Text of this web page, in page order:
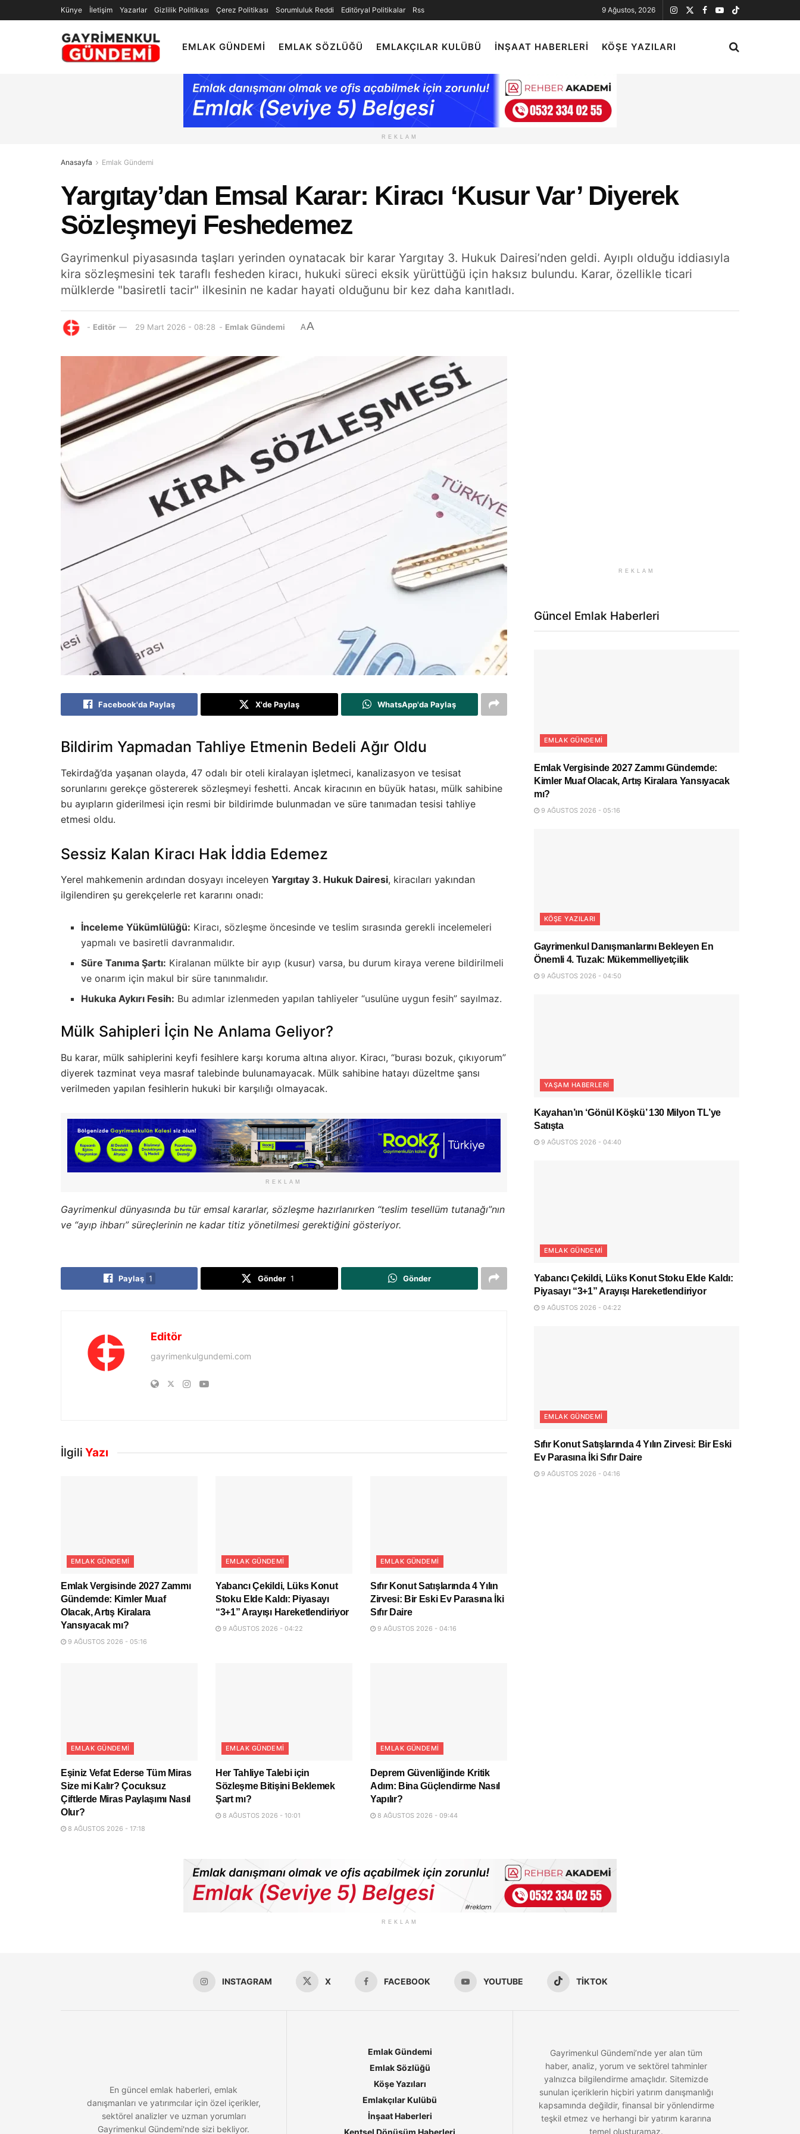
Künye İletişim Yazarlar Gizlilik Politikası Çerez Politikası Sorumluluk Reddi Editöryal Politikalar Rss 9 Ağustos, 2026
EMLAK GÜNDEMI EMLAK SÖZLÜĞÜ EMLAKÇILAR KULÜBÜ İNŞAAT HABERLERI KÖŞE YAZILARI
REKLAM
Anasayfa Emlak Gündemi
Yargıtay’dan Emsal Karar: Kiracı ‘Kusur Var’ Diyerek
Sözleşmeyi Feshedemez
Gayrimenkul piyasasında taşları yerinden oynatacak bir karar Yargıtay 3. Hukuk Dairesi’nden geldi. Ayıplı olduğu iddiasıyla
kira sözleşmesini tek taraflı fesheden kiracı, hukuki süreci eksik yürüttüğü için haksız bulundu. Karar, özellikle ticari
mülklerde "basiretli tacir" ilkesinin ne kadar hayati olduğunu bir kez daha kanıtladı.
- Editör 29 Mart 2026 - 08:28 - Emlak Gündemi AA
Facebook'da Paylaş X'de Paylaş WhatsApp'da Paylaş
Bildirim Yapmadan Tahliye Etmenin Bedeli Ağır Oldu
Tekirdağ’da yaşanan olayda, 47 odalı bir oteli kiralayan işletmeci, kanalizasyon ve tesisat
sorunlarını gerekçe göstererek sözleşmeyi feshetti. Ancak kiracının en büyük hatası, mülk sahibine
bu ayıpların giderilmesi için resmi bir bildirimde bulunmadan ve süre tanımadan tesisi tahliye
etmesi oldu.
Sessiz Kalan Kiracı Hak İddia Edemez
Yerel mahkemenin ardından dosyayı inceleyen Yargıtay 3. Hukuk Dairesi, kiracıları yakından
ilgilendiren şu gerekçelerle ret kararını onadı:
İnceleme Yükümlülüğü: Kiracı, sözleşme öncesinde ve teslim sırasında gerekli incelemeleri
yapmalı ve basiretli davranmalıdır.
Süre Tanıma Şartı: Kiralanan mülkte bir ayıp (kusur) varsa, bu durum kiraya verene bildirilmeli
ve onarım için makul bir süre tanınmalıdır.
Hukuka Aykırı Fesih: Bu adımlar izlenmeden yapılan tahliyeler “usulüne uygun fesih” sayılmaz.
Mülk Sahipleri İçin Ne Anlama Geliyor?
Bu karar, mülk sahiplerini keyfi fesihlere karşı koruma altına alıyor. Kiracı, “burası bozuk, çıkıyorum”
diyerek tazminat veya masraf talebinde bulunamayacak. Mülk sahibine hatayı düzeltme şansı
verilmeden yapılan fesihlerin hukuki bir karşılığı olmayacak.
REKLAM
Gayrimenkul dünyasında bu tür emsal kararlar, sözleşme hazırlanırken “teslim tesellüm tutanağı”nın
ve “ayıp ihbarı” süreçlerinin ne kadar titiz yönetilmesi gerektiğini gösteriyor.
Paylaş 1 Gönder 1 Gönder
Editör
gayrimenkulgundemi.com
İlgili Yazı
EMLAK GÜNDEMI
Emlak Vergisinde 2027 Zammı
Gündemde: Kimler Muaf
Olacak, Artış Kiralara
Yansıyacak mı?
9 AĞUSTOS 2026 - 05:16
EMLAK GÜNDEMI
Yabancı Çekildi, Lüks Konut
Stoku Elde Kaldı: Piyasayı
“3+1” Arayışı Hareketlendiriyor
9 AĞUSTOS 2026 - 04:22
EMLAK GÜNDEMI
Sıfır Konut Satışlarında 4 Yılın
Zirvesi: Bir Eski Ev Parasına İki
Sıfır Daire
9 AĞUSTOS 2026 - 04:16
EMLAK GÜNDEMI
Eşiniz Vefat Ederse Tüm Miras
Size mi Kalır? Çocuksuz
Çiftlerde Miras Paylaşımı Nasıl
Olur?
8 AĞUSTOS 2026 - 17:18
EMLAK GÜNDEMI
Her Tahliye Talebi için
Sözleşme Bitişini Beklemek
Şart mı?
8 AĞUSTOS 2026 - 10:01
EMLAK GÜNDEMI
Deprem Güvenliğinde Kritik
Adım: Bina Güçlendirme Nasıl
Yapılır?
8 AĞUSTOS 2026 - 09:44
REKLAM
Güncel Emlak Haberleri
EMLAK GÜNDEMI
Emlak Vergisinde 2027 Zammı Gündemde:
Kimler Muaf Olacak, Artış Kiralara Yansıyacak
mı?
9 AĞUSTOS 2026 - 05:16
KÖŞE YAZILARI
Gayrimenkul Danışmanlarını Bekleyen En
Önemli 4. Tuzak: Mükemmelliyetçilik
9 AĞUSTOS 2026 - 04:50
YAŞAM HABERLERI
Kayahan’ın ‘Gönül Köşkü’ 130 Milyon TL’ye
Satışta
9 AĞUSTOS 2026 - 04:40
EMLAK GÜNDEMI
Yabancı Çekildi, Lüks Konut Stoku Elde Kaldı:
Piyasayı “3+1” Arayışı Hareketlendiriyor
9 AĞUSTOS 2026 - 04:22
EMLAK GÜNDEMI
Sıfır Konut Satışlarında 4 Yılın Zirvesi: Bir Eski
Ev Parasına İki Sıfır Daire
9 AĞUSTOS 2026 - 04:16
REKLAM
INSTAGRAM X FACEBOOK YOUTUBE TIKTOK
En güncel emlak haberleri, emlak
danışmanları ve yatırımcılar için özel içerikler,
sektörel analizler ve uzman yorumları
Gayrimenkul Gündemi'nde sizi bekliyor.
Emlak Gündemi
Emlak Sözlüğü
Köşe Yazıları
Emlakçılar Kulübü
İnşaat Haberleri
Gayrimenkul Gündemi’nde yer alan tüm
haber, analiz, yorum ve sektörel tahminler
yalnızca bilgilendirme amaçlıdır. Sitemizde
sunulan içeriklerin hiçbiri yatırım danışmanlığı
kapsamında değildir, finansal bir yönlendirme
teşkil etmez ve herhangi bir yatırım kararına
temel oluşturamaz.